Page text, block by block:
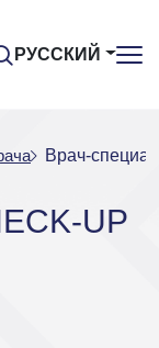
РУССКИЙ
Врач-
UP